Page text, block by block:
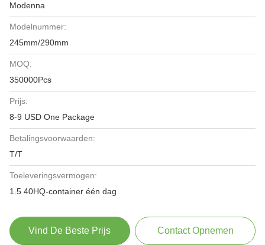
Modenna
Modelnummer:
245mm/290mm
MOQ:
350000Pcs
Prijs:
8-9 USD One Package
Betalingsvoorwaarden:
T/T
Toeleveringsvermogen:
1.5 40HQ-container één dag
Vind De Beste Prijs Contact Opnemen